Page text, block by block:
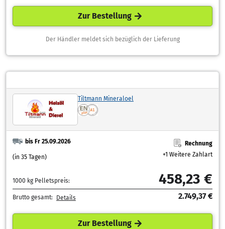
Zur Bestellung
Der Händler meldet sich bezüglich der Lieferung
Tiltmann Mineraloel
bis Fr 25.09.2026
(in 35 Tagen)
Rechnung
+1 Weitere Zahlart
1000 kg Pelletspreis: 458,23 €
Brutto gesamt: Details 2.749,37 €
Zur Bestellung